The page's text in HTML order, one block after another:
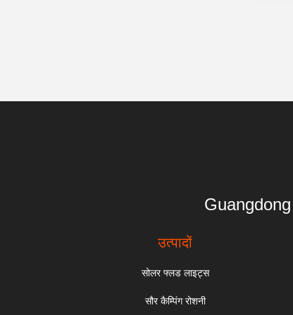
उत्पादों
सोलर फ्लड लाइट्स
सौर कैम्पिंग रोशनी